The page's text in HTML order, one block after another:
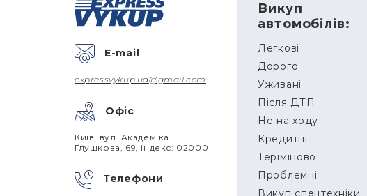
E-mail
expressvykup.ua@gmail.com
Офіс
Київ, вул. Академіка
Глушкова, 69, індекс: 02000
Телефони
Викуп
автомобілів:
Легкові
Дорого
Уживані
Після ДТП
Не на ходу
Кредитні
Теріміново
Проблемні
Викуп спецтехніки